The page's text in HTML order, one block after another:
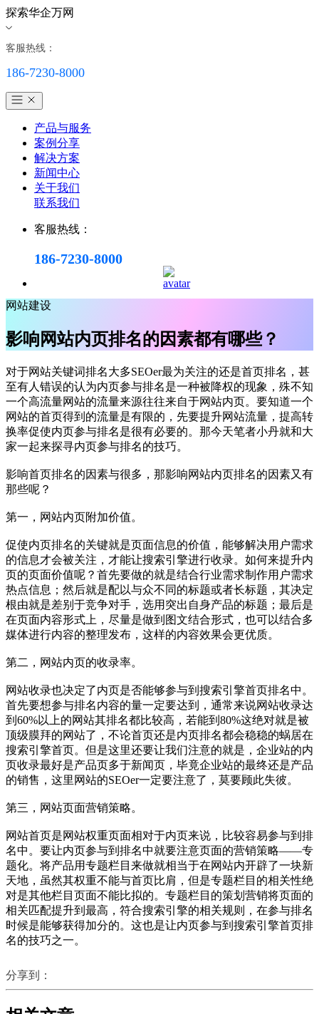
探索华企万网
客服热线：
186-7230-8000
产品与服务
案例分享
解决方案
新闻中心
关于我们
联系我们
客服热线：
186-7230-8000
网站建设
影响网站内页排名的因素都有哪些？
对于网站关键词排名大多SEOer最为关注的还是首页排名，甚
至有人错误的认为内页参与排名是一种被降权的现象，殊不知
一个高流量网站的流量来源往往来自于网站内页。要知道一个
网站的首页得到的流量是有限的，先要提升网站流量，提高转
换率促使内页参与排名是很有必要的。那今天笔者小丹就和大
家一起来探寻内页参与排名的技巧。
影响首页排名的因素与很多，那影响网站内页排名的因素又有
那些呢？
第一，网站内页附加价值。
促使内页排名的关键就是页面信息的价值，能够解决用户需求
的信息才会被关注，才能让搜索引擎进行收录。如何来提升内
页的页面价值呢？首先要做的就是结合行业需求制作用户需求
热点信息；然后就是配以与众不同的标题或者长标题，其决定
根由就是差别于竞争对手，选用突出自身产品的标题；最后是
在页面内容形式上，尽量是做到图文结合形式，也可以结合多
媒体进行内容的整理发布，这样的内容效果会更优质。
第二，网站内页的收录率。
网站收录也决定了内页是否能够参与到搜索引擎首页排名中。
首先要想参与排名内容的量一定要达到，通常来说网站收录达
到60%以上的网站其排名都比较高，若能到80%这绝对就是被
顶级膜拜的网站了，不论首页还是内页排名都会稳稳的蜗居在
搜索引擎首页。但是这里还要让我们注意的就是，企业站的内
页收录最好是产品页多于新闻页，毕竟企业站的最终还是产品
的销售，这里网站的SEOer一定要注意了，莫要顾此失彼。
第三，网站页面营销策略。
网站首页是网站权重页面相对于内页来说，比较容易参与到排
名中。要让内页参与到排名中就要注意页面的营销策略——专
题化。将产品用专题栏目来做就相当于在网站内开辟了一块新
天地，虽然其权重不能与首页比肩，但是专题栏目的相关性绝
对是其他栏目页面不能比拟的。专题栏目的策划营销将页面的
相关匹配提升到最高，符合搜索引擎的相关规则，在参与排名
时候是能够获得加分的。这也是让内页参与到搜索引擎首页排
名的技巧之一。
分享到：